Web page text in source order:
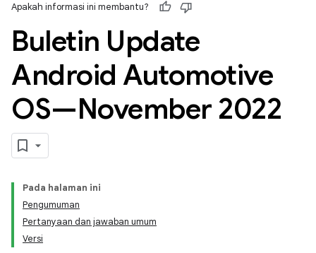
Apakah informasi ini membantu?
Buletin Update
Android Automotive
OS—November 2022
Pada halaman ini
Pengumuman
Pertanyaan dan jawaban umum
Versi